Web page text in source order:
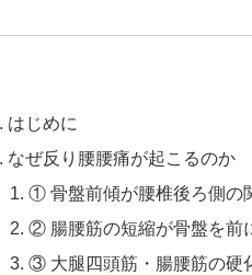
はじめに
なぜ反り腰腰痛が起こるのか
① 骨盤前傾が腰椎後ろ側の
② 腸腰筋の短縮が骨盤を前
③ 大腿四頭筋・腸腰筋の硬